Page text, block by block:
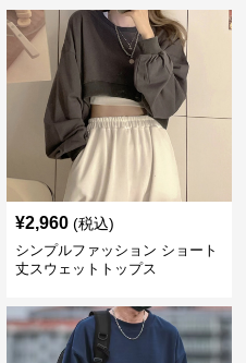
¥2,960 (税込)
シンプルファッション ショート
丈スウェットトップス